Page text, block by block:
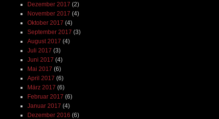
Dezember 2017 (2)
November 2017 (4)
Oktober 2017 (4)
September 2017 (3)
August 2017 (4)
Juli 2017 (3)
Juni 2017 (4)
Mai 2017 (6)
April 2017 (6)
März 2017 (6)
Februar 2017 (6)
Januar 2017 (4)
Dezember 2016 (6)